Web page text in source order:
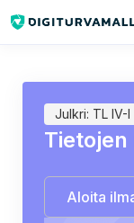
Julkri: TL IV-I
Aloita